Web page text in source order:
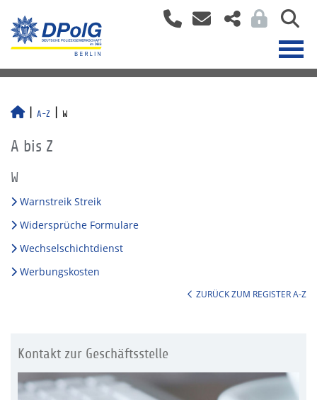
A-Z W
A bis Z
W
Warnstreik Streik
Widersprüche Formulare
Wechselschichtdienst
Werbungskosten
ZURÜCK ZUM REGISTER A-Z
Kontakt zur Geschäftsstelle